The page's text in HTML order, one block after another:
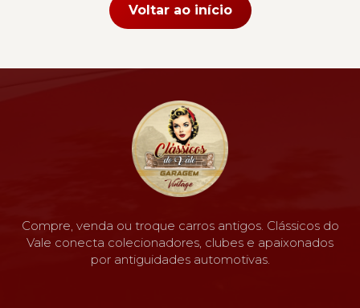
Voltar ao início
Compre, venda ou troque carros antigos. Clássicos do
Vale conecta colecionadores, clubes e apaixonados
por antiguidades automotivas.